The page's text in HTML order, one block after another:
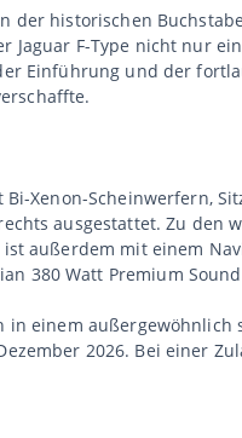
der historischen
Jaguar F-Type nicht nur
Einführung und der
Bi-Xenon-Scheinwerfern,
ausgestattet. Zu den
außerdem mit einem
380 Watt Premium
in einem
2026. Bei einer